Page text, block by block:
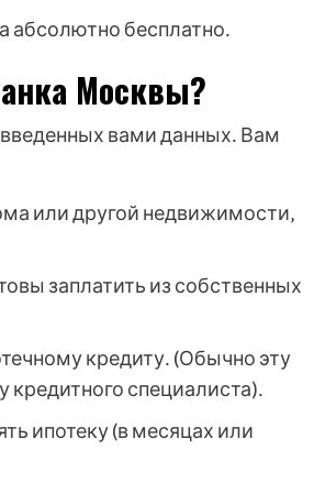
абсолютно бесплатно․
Москвы?
вами данных․ Вам
или другой недвижимости‚
заплатить из собственных
кредиту․ (Обычно эту
специалиста)․
ипотеку (в месяцах или